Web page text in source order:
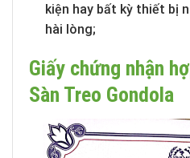
kiện hay bất kỳ thiết bị
hài lòng;
Giấy chứng nhận
Sàn Treo Gondola